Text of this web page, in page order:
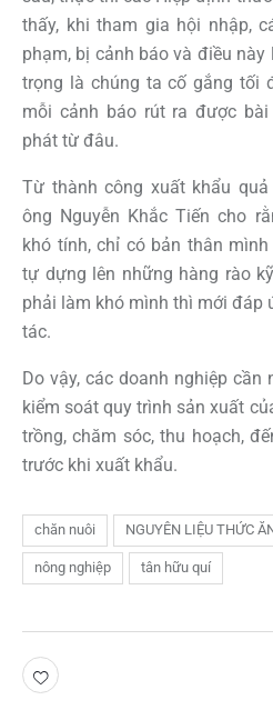
thấy, khi tham gia hội nhập,
phạm, bị cảnh báo và điều
trọng là chúng ta cố gắng tối
mỗi cảnh báo rút ra được
phát từ đâu.
Từ thành công xuất khẩu
ông Nguyễn Khắc Tiến cho
khó tính, chỉ có bản thân
tự dựng lên những hàng rào
phải làm khó mình thì mới đáp
tác.
Do vậy, các doanh nghiệp cần
kiểm soát quy trình sản xuất
trồng, chăm sóc, thu hoạch,
trước khi xuất khẩu.
chăn nuôi NGUYÊN LIỆU THỨC
nông nghiệp tân hữu quí